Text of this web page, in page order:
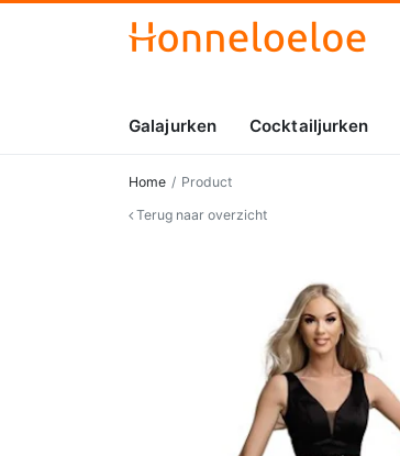
Galajurken Cocktailjurken
Home
Product
Terug naar overzicht